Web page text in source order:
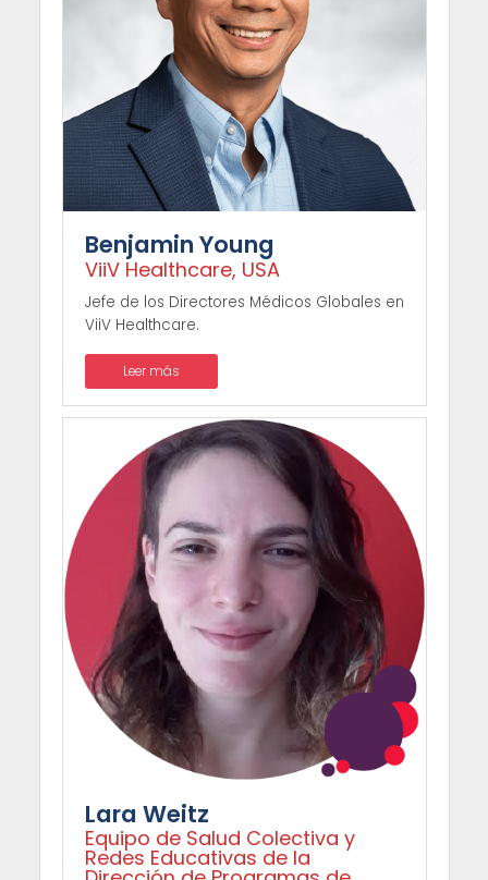
Benjamin Young
ViiV Healthcare, USA
Jefe de los Directores Médicos Globales en
ViiV Healthcare.
Leer más
Lara Weitz
Equipo de Salud Colectiva y
Redes Educativas de la